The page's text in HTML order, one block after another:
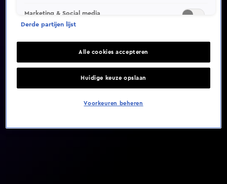
Marketing & Social media
Derde partijen lijst
Alle cookies accepteren
Huidige keuze opslaan
Voorkeuren beheren